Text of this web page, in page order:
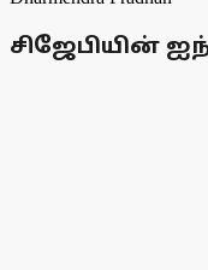
சிஜேபியின்